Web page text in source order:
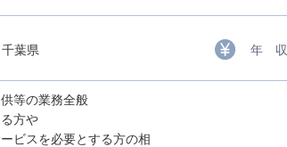
千葉県 年 収
等の業務全般
方や
ビスを必要とする方の相